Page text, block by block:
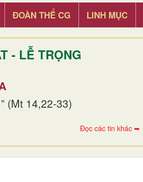
ĐOÀN THỂ CG LINH MỤC
- LỄ TRỌNG
(Mt 14,22-33)
Đọc các tin khác ➥